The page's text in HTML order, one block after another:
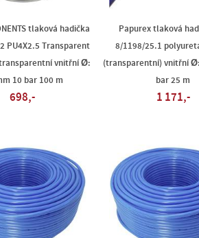
tlaková hadička
PU4X2.5 Transparent
vnitřní Ø:
10 bar 100 m
698,-
Papurex tlaková
8/1198/25.1
(transparentní) vnitřní
bar 25 m
1 171,-